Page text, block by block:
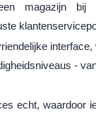
magazijn bij
-
echt, waardoor